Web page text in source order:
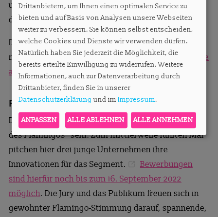
unter dem Aspekt „Hybride Modelle – wie kann
damit Geld verdient werden?“
Das Programm füllt sich - aber wir sind unbedingt
noch offen für Ihre Ideen und Wünsche!Kommen Sie
auf uns zu!
Flamingo-Time und exklusiver Container
Der 17. November 2022 wird auch der Tag des "Nest
des Flamingos" sein: Zum mittlerweile fünften Mal
pitchen hier drei junge Unternehmen ihre
Innovationen für das Segment.
Bewerbungen
sind hierfür noch bis zum 16. September 2022
möglich. Die Jury und das Publikum freuen sich in
gewohnter Flamingo-Stimmung darauf, spannende,
Drittanbietern, um Ihnen einen optimalen Service zu
bieten und auf Basis von Analysen unsere Webseiten
weiter zu verbessern. Sie können selbst entscheiden,
welche Cookies und Dienste wir verwenden dürfen.
Natürlich haben Sie jederzeit die Möglichkeit, die
bereits erteilte Einwilligung zu widerrufen. Weitere
Informationen, auch zur Datenverarbeitung durch
Drittanbieter, finden Sie in unserer
Datenschutzerklärung und im Impressum.
ANPASSEN ALLE ABLEHNEN ALLE ANNEHMEN